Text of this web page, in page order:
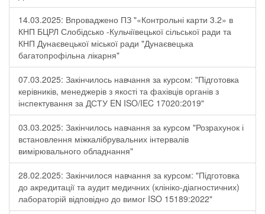
14.03.2025: Впроваджено ПЗ "«Контрольні карти 3.2» в
КНП БЦРЛ Слобідсько -Кульчіївецької сільської ради та
КНП Дунаєвецької міської ради "Дунаєвецька
багатопрофільна лікарня"
07.03.2025: Закінчилось навчання за курсом: "Підготовка
керівників, менеджерів з якості та фахівців органів з
інспектування за ДСТУ EN ISO/IEC 17020:2019"
03.03.2025: Закінчилось навчання за курсом "Розрахунок і
встановлення міжкалібрувальних інтервалів
вимірювального обладнання"
28.02.2025: Закінчилося навчання за курсом: "Підготовка
до акредитації та аудит медичних (клініко-діагностичних)
лабораторій відповідно до вимог ISO 15189:2022"